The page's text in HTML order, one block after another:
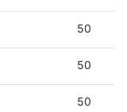
50
50
50